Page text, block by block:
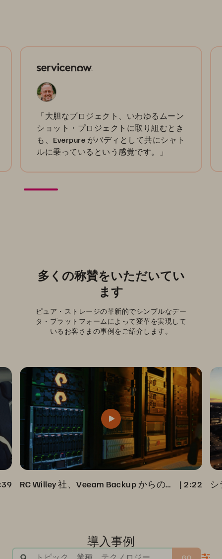
「大胆なプロジェクト、いわゆるムーン
ショット・プロジェクトに取り組むとき
も、Everpure がバディとして共にシャト
ルに乗っているという感覚です。」
多くの称賛をいただいてい
ます
ピュア・ストレージの革新的でシンプルなデー
タ・プラットフォームによって変革を実現して
いるお客さまの事例をご紹介します。
RC Willey 社、Veeam Backup からの完全データ・リカバリを加速 | 2:22
導入事例
トピック、業種、テクノロジー GO